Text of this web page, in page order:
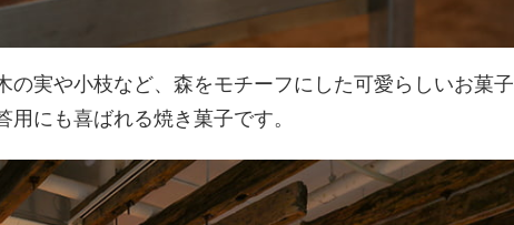
の実や小枝など、森をモチーフにした可愛らしいお菓子
にも喜ばれる焼き菓子です。